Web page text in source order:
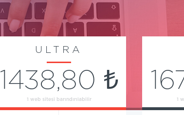
ULTRA
1438,80 ₺
1 web sitesi barındırılabilir 1